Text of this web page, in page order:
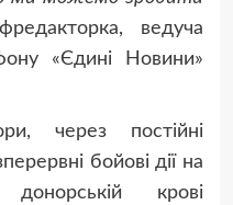
ведуча
«Єдині Новини»
через постійні
бойові дії на
крові